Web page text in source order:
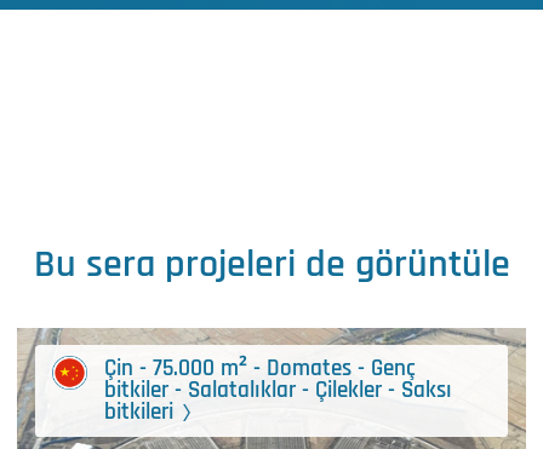
Bu sera projeleri de görüntüle
Çin - 75.000 m² - Domates - Genç
bitkiler - Salatalıklar - Çilekler - Saksı
bitkileri